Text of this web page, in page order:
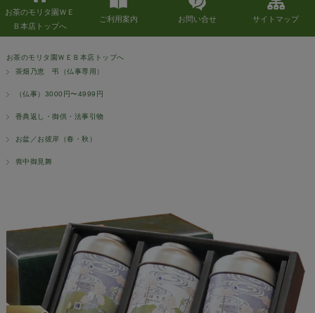
お茶のモリタ園ＷＥ
Ｂ本店トップへ
ご利用案内 お問い合せ サイトマップ
お茶のモリタ園ＷＥＢ本店トップへ
茶畑乃恵 弔（仏事専用）
（仏事）3000円〜4999円
香典返し・御供・法事引物
お盆／お彼岸（春・秋）
喪中御見舞